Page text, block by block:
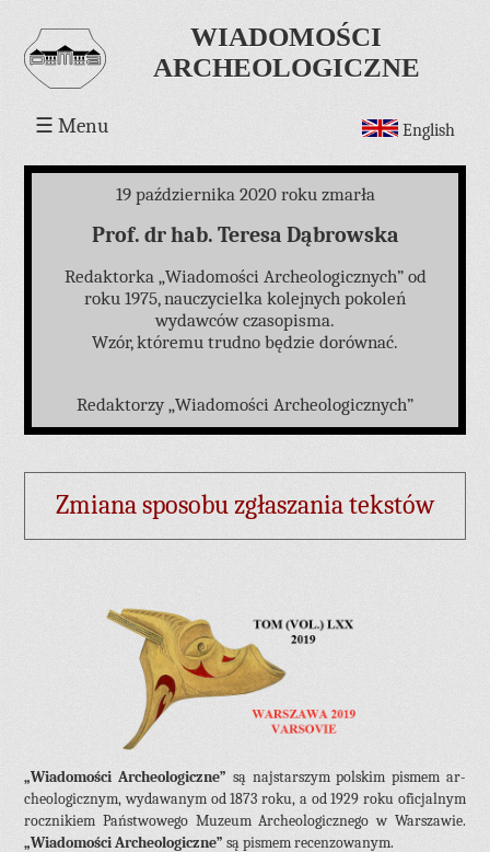
WIADOMOŚCI
ARCHEOLOGICZNE
☰Menu English
19 października 2020 roku zmarła
Prof. dr hab. Teresa Dąbrowska
Redaktorka „Wiadomości Archeologicznych” od
roku 1975, nauczycielka kolejnych pokoleń
wydawców czasopisma.
Wzór, któremu trudno będzie dorównać.
Redaktorzy „Wiadomości Archeologicznych”
Zmiana sposobu zgłaszania tekstów
„Wia­do­mo­ści Ar­che­olo­gicz­ne” są naj­star­szym pol­skim pi­smem ar­
che­olo­gicz­nym, wy­da­wa­nym od 1873 roku, a od 1929 roku ofi­cjal­nym
rocz­ni­kiem Pań­stwo­we­go Mu­zeum Ar­che­olo­gicz­ne­go w War­sza­wie.
„Wia­do­mo­ści Ar­che­olo­gicz­ne” są pi­smem re­cen­zo­wa­nym.